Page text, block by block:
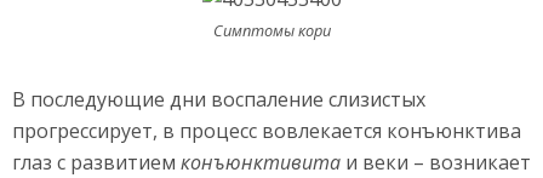
Симптомы кори
В последующие дни воспаление слизистых
прогрессирует, в процесс вовлекается конъюнктива
глаз с развитием конъюнктивита и веки – возникает